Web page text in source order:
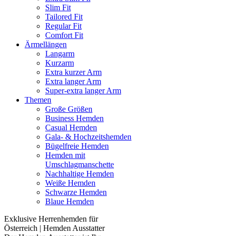
Slim Fit
Tailored Fit
Regular Fit
Comfort Fit
Ärmellängen
Langarm
Kurzarm
Extra kurzer Arm
Extra langer Arm
Super-extra langer Arm
Themen
Große Größen
Business Hemden
Casual Hemden
Gala- & Hochzeitshemden
Bügelfreie Hemden
Hemden mit
Umschlagmanschette
Nachhaltige Hemden
Weiße Hemden
Schwarze Hemden
Blaue Hemden
Exklusive Herrenhemden für
Österreich | Hemden Ausstatter